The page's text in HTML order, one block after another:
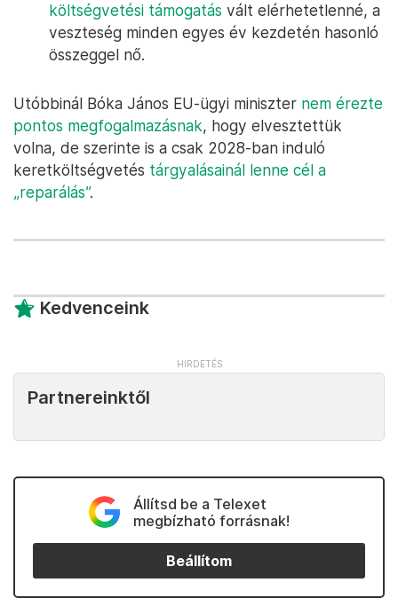
költségvetési támogatás vált elérhetetlenné, a
veszteség minden egyes év kezdetén hasonló
összeggel nő.
Utóbbinál Bóka János EU-ügyi miniszter nem érezte
pontos megfogalmazásnak, hogy elvesztettük
volna, de szerinte is a csak 2028-ban induló
keretköltségvetés tárgyalásainál lenne cél a
„reparálás”.
Kedvenceink
Partnereinktől
Állítsd be a Telexet
megbízható forrásnak!
Beállítom